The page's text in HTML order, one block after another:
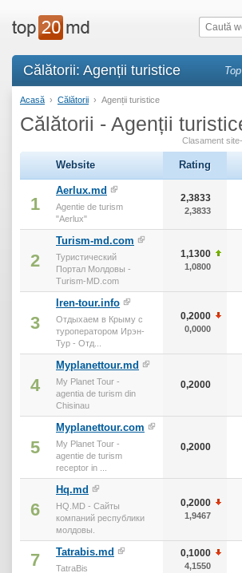
Călătorii: Agenții turistice
Acasă › Călătorii › Agenții turistice
Călătorii - Agenții
Clasament
Website Rating
1
Aerlux.md
Agentie de turism
"Aerlux"
2,3833
2,3833
2
Turism-md.com
Туристический
Портал Молдовы -
Turism-MD.com
1,1300
1,0800
3
Iren-tour.info
Отдыхаем в Крыму с
туроператором Ирэн-
Тур - Отд...
0,2000
0,0000
4
Myplanettour.md
My Planet Tour -
agentia de turism din
Chisinau
0,2000
5
Myplanettour.com
My Planet Tour -
agentie de turism
receptor in ...
0,2000
6
Hq.md
HQ.MD - Сайты
компаний республики
молдовы.
0,2000
1,9467
7 Tatrabis.md
TatraBis
0,1000
4,1550